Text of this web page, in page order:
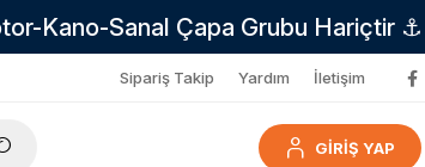
Kano-Sanal Çapa Grubu Hariçtir ⚓
Sipariş Takip Yardım İletişim
GİRİŞ YAP